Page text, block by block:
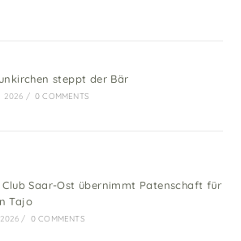
steppt der Bär
2026 / 0 COMMENTS
Club Saar-Ost übernimmt Patenschaft für
Tajo
/ 0 COMMENTS